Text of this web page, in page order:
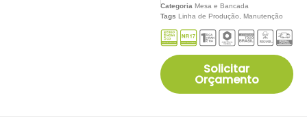
Categoria Mesa e Bancada
Tags Linha de Produção Manutenção
Solicitar
Orçamento